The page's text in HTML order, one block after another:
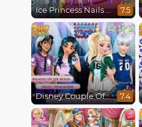
Ice Princess Nails Spa 7.5
Disney Couple Of The Year 7.4